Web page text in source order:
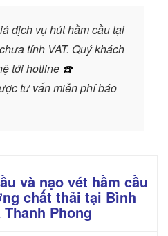
dịch vụ hút hầm cầu tại
tính VAT. Quý khách
tới hotline ☎️
tư vấn miễn phí báo
và nạo vét hầm cầu
chất thải tại Bình
Phong